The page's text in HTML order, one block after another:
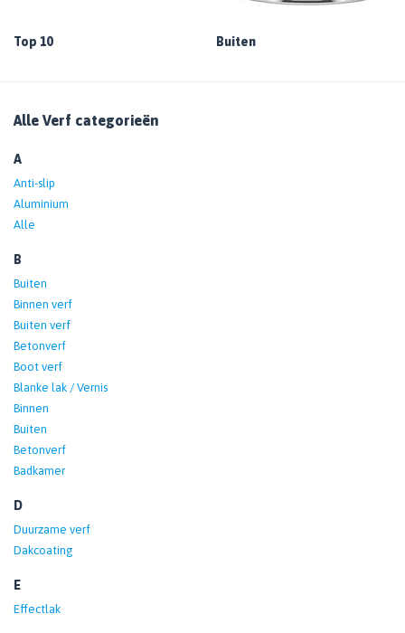
Top 10 Buiten
Alle Verf categorieën
A
Anti-slip
Aluminium
Alle
B
Buiten
Binnen verf
Buiten verf
Betonverf
Boot verf
Blanke lak / Vernis
Binnen
Buiten
Betonverf
Badkamer
D
Duurzame verf
Dakcoating
E
Effectlak